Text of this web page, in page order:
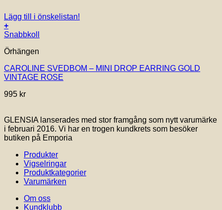
Lägg till i önskelistan!
+
Snabbkoll
Örhängen
CAROLINE SVEDBOM – MINI DROP EARRING GOLD
VINTAGE ROSE
995 kr
GLENSIA lanserades med stor framgång som nytt varumärke
i februari 2016. Vi har en trogen kundkrets som besöker
butiken på Emporia
Produkter
Vigselringar
Produktkategorier
Varumärken
Om oss
Kundklubb